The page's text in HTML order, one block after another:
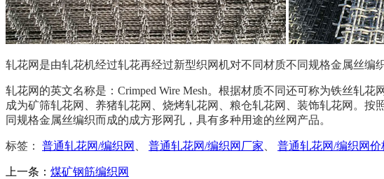
轧花网是由轧花机经过轧花再经过新型织网机对不同材质不同规格金属丝编
轧花网的英文名称是：Crimped Wire Mesh。根据材质不同还可称为铁丝轧
成为矿筛轧花网、养猪轧花网、烧烤轧花网、粮仓轧花网、装饰轧花网。
同规格金属丝编织而成的成方形网孔，具有多种用途的丝网产品。
标签： 普通轧花网/编织网 普通轧花网/编织网厂家 普通轧花网/编织网价
上一条： 煤矿钢筋编织网